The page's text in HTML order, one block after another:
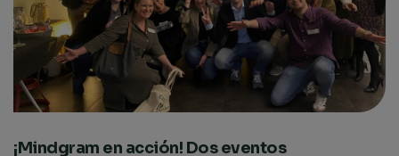
¡Mindgram en acción! Dos eventos